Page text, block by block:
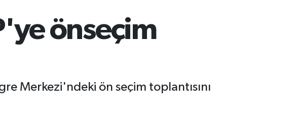
önseçim
Merkezi'ndeki ön seçim toplantısını